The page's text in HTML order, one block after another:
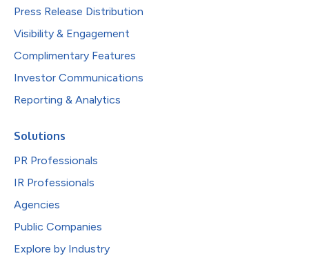
Press Release Distribution
Visibility & Engagement
Complimentary Features
Investor Communications
Reporting & Analytics
Solutions
PR Professionals
IR Professionals
Agencies
Public Companies
Explore by Industry